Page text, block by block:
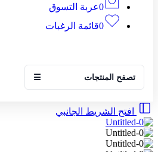
0عربة التسوق
0قائمة الرغبات
تصفح المنتجات ☰
افتح الشريط الجانبي